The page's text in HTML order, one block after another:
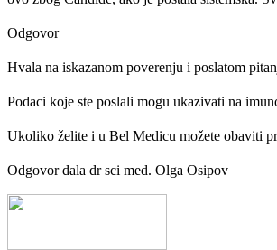
Odgovor
Hvala na iskazanom poverenju i poslatom
Podaci koje ste poslali mogu ukazivati na
Ukoliko želite i u Bel Medicu možete obaviti
Odgovor dala dr sci med. Olga Osipov